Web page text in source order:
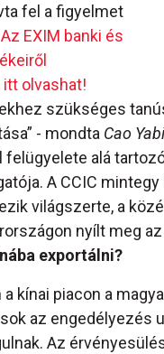
fel a figyelmet
Az EXIM banki és
olvashat!
szükséges
- mondta Cao
felügyelete alá
A CCIC
világszerte, a
nyílt meg
exportálni?
kínai piacon a
az engedélyezés
Az